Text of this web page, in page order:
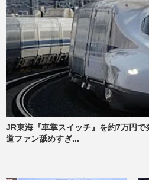
JR東海『車掌スイッチ』を約7万円
道ファン舐めすぎ...